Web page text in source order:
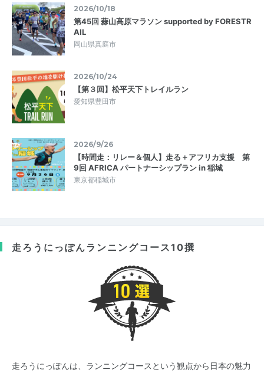
2026/10/18
第45回 蒜山高原マラソン supported by FORESTR
AIL
岡山県真庭市
2026/10/24
【第３回】松平天下トレイルラン
愛知県豊田市
2026/9/26
【時間走：リレー＆個人】走る＋アフリカ支援 第
9回 AFRICA パートナーシップラン in 稲城
東京都稲城市
走ろうにっぽんランニングコース10撰
走ろうにっぽんは、ランニングコースという観点から日本の魅力